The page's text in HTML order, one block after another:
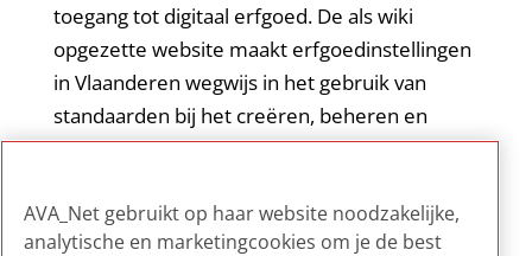
toegang tot digitaal erfgoed. De als wiki
opgezette website maakt erfgoedinstellingen
in Vlaanderen wegwijs in het gebruik van
standaarden bij het creëren, beheren en
toegankelijk maken van digitale collecties.
instituut voor het archief.
AVA_Net gebruikt op haar website noodzakelijke,
analytische en marketingcookies om je de best